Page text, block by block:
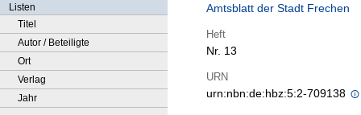
Listen
Titel
Autor / Beteiligte
Ort
Verlag
Jahr
Amtsblatt der Stadt Frechen
Heft
Nr. 13
URN
urn:nbn:de:hbz:5:2-709138